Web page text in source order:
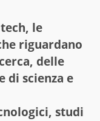
le
riguardano
delle
di scienza e
studi